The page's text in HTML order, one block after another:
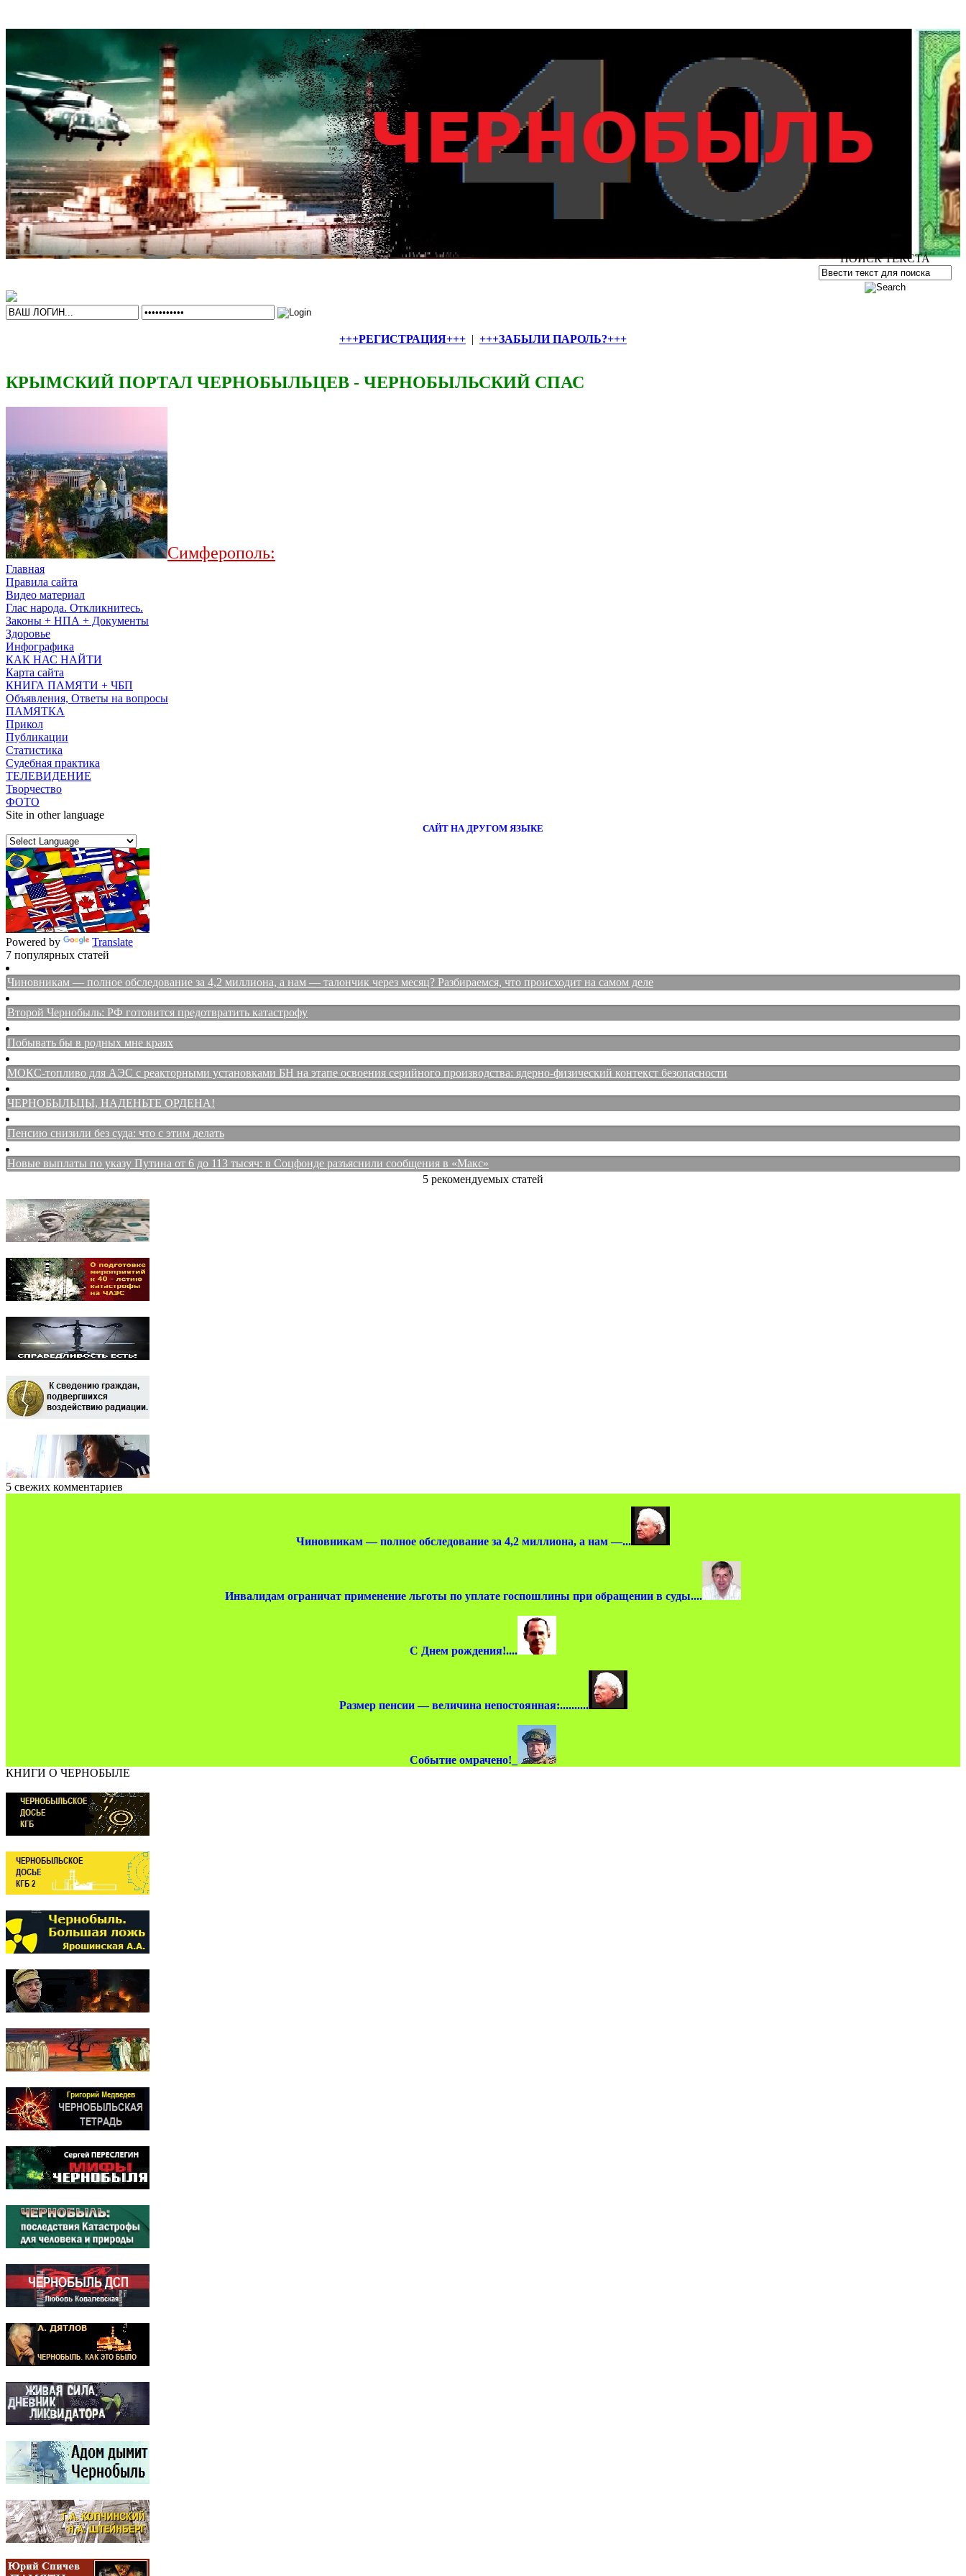
+++РЕГИСТРАЦИЯ+++ | +++ЗАБЫЛИ ПАРОЛЬ?+++
КРЫМСКИЙ ПОРТАЛ ЧЕРНОБЫЛЬЦЕВ - ЧЕРНОБЫЛЬСКИЙ СПАС
ПОИСК ТЕКСТА
Симферополь:
Главная
Правила сайта
Видео материал
Глас народа. Откликнитесь.
Законы + НПА + Документы
Здоровье
Инфографика
КАК НАС НАЙТИ
Карта сайта
КНИГА ПАМЯТИ + ЧБП
Объявления, Ответы на вопросы
ПАМЯТКА
Прикол
Публикации
Статистика
Судебная практика
ТЕЛЕВИДЕНИЕ
Творчество
ФОТО
Site in other language
САЙТ НА ДРУГОМ ЯЗЫКЕ
Powered by
Translate
7 популярных статей
Чиновникам — полное обследование за 4,2 миллиона, а нам — талончик через месяц? Разбираемся, что происходит на самом деле
Второй Чернобыль: РФ готовится предотвратить катастрофу
Побывать бы в родных мне краях
МОКС-топливо для АЭС с реакторными установками БН на этапе освоения серийного производства: ядерно-физический контекст безопасности
ЧЕРНОБЫЛЬЦЫ, НАДЕНЬТЕ ОРДЕНА!
Пенсию снизили без суда: что с этим делать
Новые выплаты по указу Путина от 6 до 113 тысяч: в Соцфонде разъяснили сообщения в «Макс»
5 рекомендуемых статей
5 свежих комментариев
Чиновникам — полное обследование за 4,2 миллиона, а нам —...
Инвалидам ограничат применение льготы по уплате госпошлины при обращении в суды....
С Днем рождения!....
Размер пенсии — величина непостоянная:..........
Событие омрачено!_
КНИГИ О ЧЕРНОБЫЛЕ